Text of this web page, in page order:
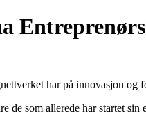
har på innovasjon og
som allerede har startet